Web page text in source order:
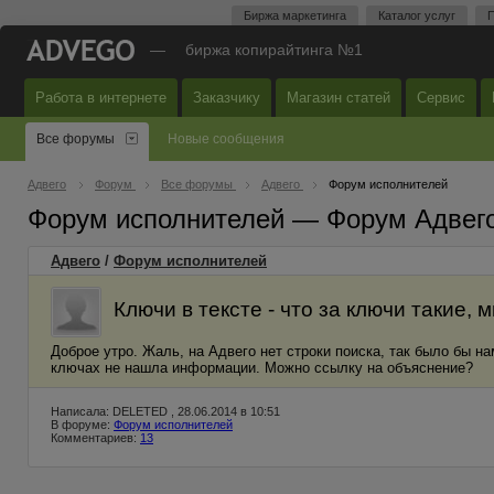
Биржа маркетинга Каталог услуг
— биржа копирайтинга №1
Работа в интернете Заказчику Магазин статей Сервис
Все форумы Новые сообщения
Адвего Форум Все форумы Адвего Форум исполнителей
Форум исполнителей — Форум
Адвего / Форум исполнителей
Ключи в тексте - что за ключи такие,
Доброе утро. Жаль, на Адвего нет строки поиска, так было бы
ключах не нашла информации. Можно ссылку на объяснение?
Написала: DELETED , 28.06.2014 в 10:51
В форуме: Форум исполнителей
Комментариев: 13